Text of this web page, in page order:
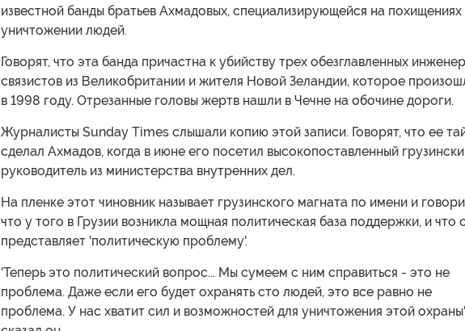
известной банды братьев Ахмадовых, специализирующейся на похищениях
уничтожении людей.
Говорят, что эта банда причастна к убийству трех обезглавленных
связистов из Великобритании и жителя Новой Зеландии, которое
в 1998 году. Отрезанные головы жертв нашли в Чечне на обочине дороги.
Журналисты Sunday Times слышали копию этой записи. Говорят, что ее
сделал Ахмадов, когда в июне его посетил высокопоставленный
руководитель из министерства внутренних дел.
На пленке этот чиновник называет грузинского магната по имени и
что у того в Грузии возникла мощная политическая база поддержки, и что
представляет 'политическую проблему'.
'Теперь это политический вопрос... Мы сумеем с ним справиться - это не
проблема. Даже если его будет охранять сто людей, это все равно не
проблема. У нас хватит сил и возможностей для уничтожения этой